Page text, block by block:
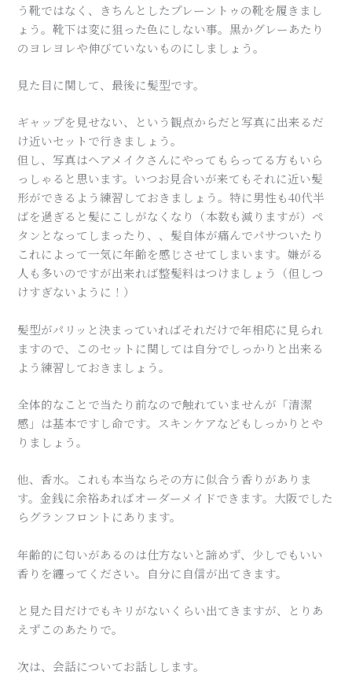
う靴ではなく、きちんとしたプレーントゥの靴を履きまし
ょう。靴下は変に狙った色にしない事。黒かグレーあたり
のヨレヨレや伸びていないものにしましょう。
見た目に関して、最後に髪型です。
ギャップを見せない、という観点からだと写真に出来るだ
け近いセットで行きましょう。
但し、写真はヘアメイクさんにやってもらってる方もいら
っしゃると思います。いつお見合いが来てもそれに近い髪
形ができるよう練習しておきましょう。特に男性も40代半
ばを過ぎると髪にこしがなくなり（本数も減りますが）ペ
タンとなってしまったり、、髪自体が痛んでパサついたり
これによって一気に年齢を感じさせてしまいます。嫌がる
人も多いのですが出来れば整髪料はつけましょう（但しつ
けすぎないように！）
髪型がパリッと決まっていればそれだけで年相応に見られ
ますので、このセットに関しては自分でしっかりと出来る
よう練習しておきましょう。
全体的なことで当たり前なので触れていませんが「清潔
感」は基本ですし命です。スキンケアなどもしっかりとや
りましょう。
他、香水。これも本当ならその方に似合う香りがありま
す。金銭に余裕あればオーダーメイドできます。大阪でした
らグランフロントにあります。
年齢的に匂いがあるのは仕方ないと諦めず、少しでもいい
香りを纏ってください。自分に自信が出てきます。
と見た目だけでもキリがないくらい出てきますが、とりあ
えずこのあたりで。
次は、会話についてお話しします。